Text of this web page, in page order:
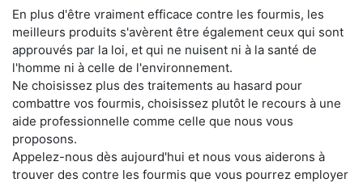
En plus d'être vraiment efficace contre les fourmis, les
meilleurs produits s'avèrent être également ceux qui sont
approuvés par la loi, et qui ne nuisent ni à la santé de
l'homme ni à celle de l'environnement.
Ne choisissez plus des traitements au hasard pour
combattre vos fourmis, choisissez plutôt le recours à une
aide professionnelle comme celle que nous vous
proposons.
Appelez-nous dès aujourd'hui et nous vous aiderons à
trouver des contre les fourmis que vous pourrez employer